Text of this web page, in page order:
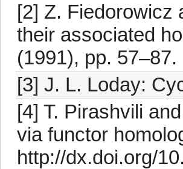
[2] Z. Fiedorowicz
their associated
(1991), pp.
[3] J. L. Loday:
[4] T. Pirashvili
via functor
http://dx.doi.org/